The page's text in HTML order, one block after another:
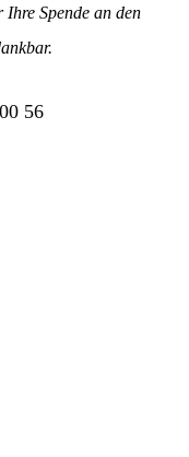
Spende an den
56